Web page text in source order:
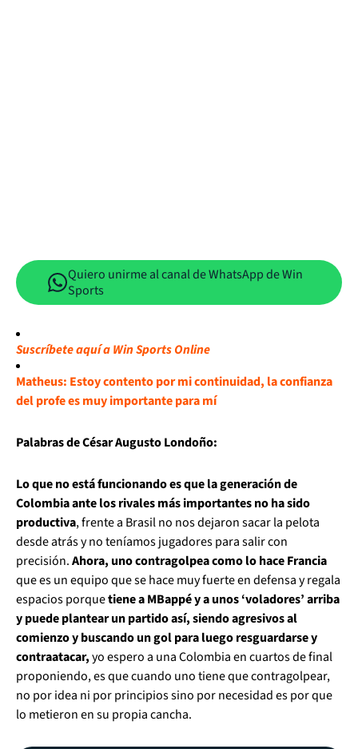
Quiero unirme al canal de WhatsApp de Win
Sports
Suscríbete aquí a Win Sports Online
Matheus: Estoy contento por mi continuidad, la confianza
del profe es muy importante para mí
Palabras de César Augusto Londoño:
Lo que no está funcionando es que la generación de
Colombia ante los rivales más importantes no ha sido
productiva, frente a Brasil no nos dejaron sacar la pelota
desde atrás y no teníamos jugadores para salir con
precisión.Ahora, uno contragolpea como lo hace Francia
que es un equipo que se hace muy fuerte en defensa y regala
espacios porquetiene a MBappé y a unos ‘voladores’ arriba
y puede plantear un partido así, siendo agresivos al
comienzo y buscando un gol para luego resguardarse y
contraatacar,yo espero a una Colombia en cuartos de final
proponiendo, es que cuando uno tiene que contragolpear,
no por idea ni por principios sino por necesidad es por que
lo metieron en su propia cancha.